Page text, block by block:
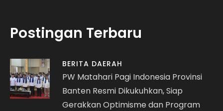
Postingan Terbaru
BERITA DAERAH
PW Matahari Pagi Indonesia Provinsi
Banten Resmi Dikukuhkan, Siap
Gerakkan Optimisme dan Program